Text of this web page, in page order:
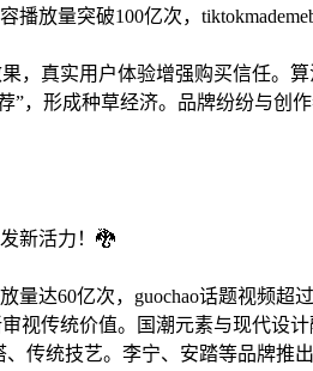
放量突破100亿次，
，真实用户体验增强购买信任。
，形成种草经济。品牌纷纷与创
新活力！🐉
达60亿次，guochao话题视频超
视传统价值。国潮元素与现代设
传统技艺。李宁、安踏等品牌推